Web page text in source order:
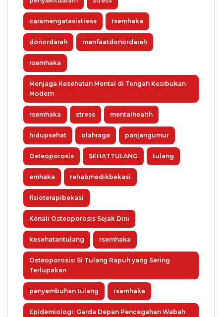
caramengatasistress rsemhaka
donordarah manfaatdonordarah
rsemhaka
Menjaga Kesehatan Mental di Tengah Kesibukan
Modern
rsemhaka stress mentalhealth
hidupsehat olahraga panjangumur
Osteoporosis SEHATTULANG tulang
emhaka rehabmedikbekasi
fisioterapibekasi
Kenali Osteoporosis Sejak Dini
kesehatantulang rsemhaka
Osteoporosis: Si Tulang Rapuh yang Sering
Terlupakan
penyembuhan tulang rsemhaka
Epidemiologi: Garda Depan Pencegahan Wabah